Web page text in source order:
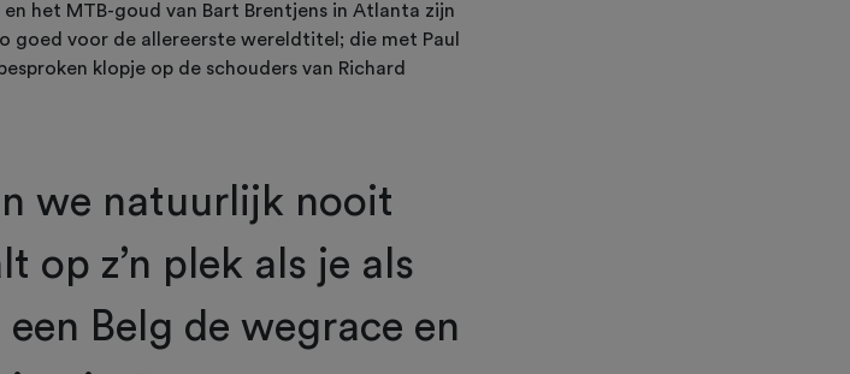
het MTB-goud van Bart Brentjens in Atlanta zijn
goed voor de allereerste wereldtitel; die met Paul
klopje op de schouders van Richard
we natuurlijk nooit
op z’n plek als je als
Belg de wegrace en